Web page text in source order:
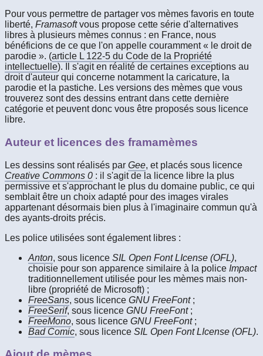
Pour vous permettre de partager vos mèmes favoris en toute
liberté, Framasoftvous propose cette série d'alternatives
libres à plusieurs mèmes connus : en France, nous
bénéficions de ce que l'on appelle couramment « le droit de
parodie ». (article L 122-5 du Code de la Propriété
intellectuelle). Il s'agit en réalité de certaines exceptions au
droit d'auteur qui concerne notamment la caricature, la
parodie et la pastiche. Les versions des mèmes que vous
trouverez sont des dessins entrant dans cette dernière
catégorie et peuvent donc vous être proposés sous licence
libre.
Auteur et licences des framamèmes
Les dessins sont réalisés par Gee, et placés sous licence
Creative Commons 0 : il s'agit de la licence libre la plus
permissive et s'approchant le plus du domaine public, ce qui
semblait être un choix adapté pour des images virales
appartenant désormais bien plus à l'imaginaire commun qu'à
des ayants-droits précis.
Les police utilisées sont également libres :
Anton, sous licence SIL Open Font LIcense (OFL),
choisie pour son apparence similaire à la police Impact
traditionnellement utilisée pour les mèmes mais non-
libre (propriété de Microsoft) ;
FreeSans, sous licence GNU FreeFont;
FreeSerif, sous licence GNU FreeFont;
FreeMono, sous licence GNU FreeFont;
Bad Comic, sous licence SIL Open Font LIcense (OFL).